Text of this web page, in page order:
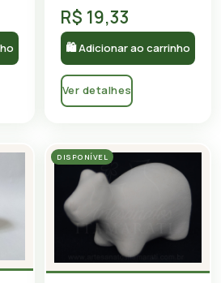
R$ 19,33
🛍 Adicionar ao carrinho
Ver detalhes
DISPONÍVEL